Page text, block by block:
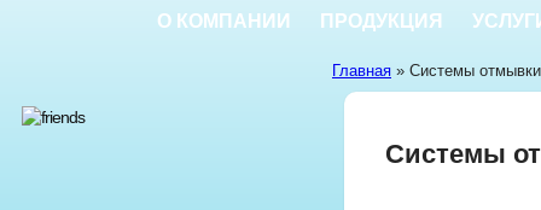
О КОМПАНИИ ПРОДУКЦИЯ
Главная » Системы
Системы